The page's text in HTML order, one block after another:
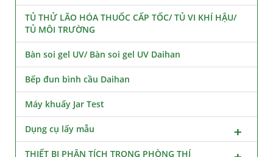
TỦ THỬ LÃO HÓA THUỐC CẤP TỐC/ TỦ VI KHÍ HẬU/
TỦ MÔI TRƯỜNG
Bàn soi gel UV/ Bàn soi gel UV Daihan
Bếp đun bình cầu Daihan
Máy khuấy Jar Test
Dụng cụ lấy mẫu
THIẾT BỊ PHÂN TÍCH TRONG PHÒNG THÍ